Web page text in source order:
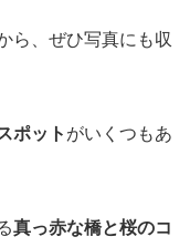
ら、ぜひ写真にも収
ポット がいくつもあ
真っ赤な橋と桜のコ